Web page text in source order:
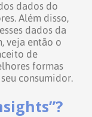
dados do
Além disso,
dados da
veja então o
de
formas
consumidor.